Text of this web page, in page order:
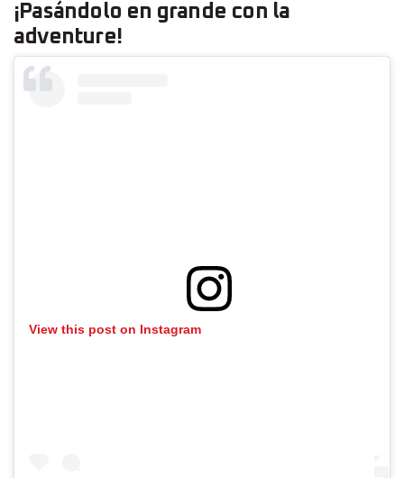
¡Pasándolo en grande con la
adventure!
View this post on Instagram